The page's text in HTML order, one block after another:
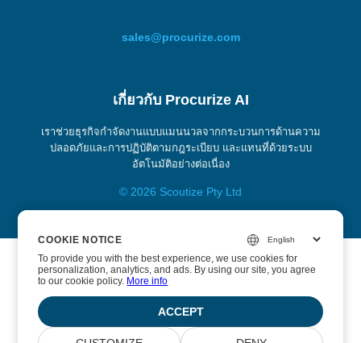
sales@procurize.com
เกี่ยวกับ Procurize AI
เราช่วยธุรกิจกำจัดงานแบบแมนนวลจากกระบวนการด้านความ
ปลอดภัยและการปฏิบัติตามกฎระเบียบ และแทนที่ด้วยระบบ
อัตโนมัติอย่างต่อเนื่อง
© 2026 Scoutize Pty Ltd
COOKIE NOTICE
To provide you with the best experience, we use cookies for
personalization, analytics, and ads. By using our site, you agree
to our cookie policy. More info
ACCEPT
COOKIE NOTICE
To provide you with the best experience, we use cookies for
personalization, analytics, and ads. By using our site, you agree
to our cookie policy. More info
ACCEPT